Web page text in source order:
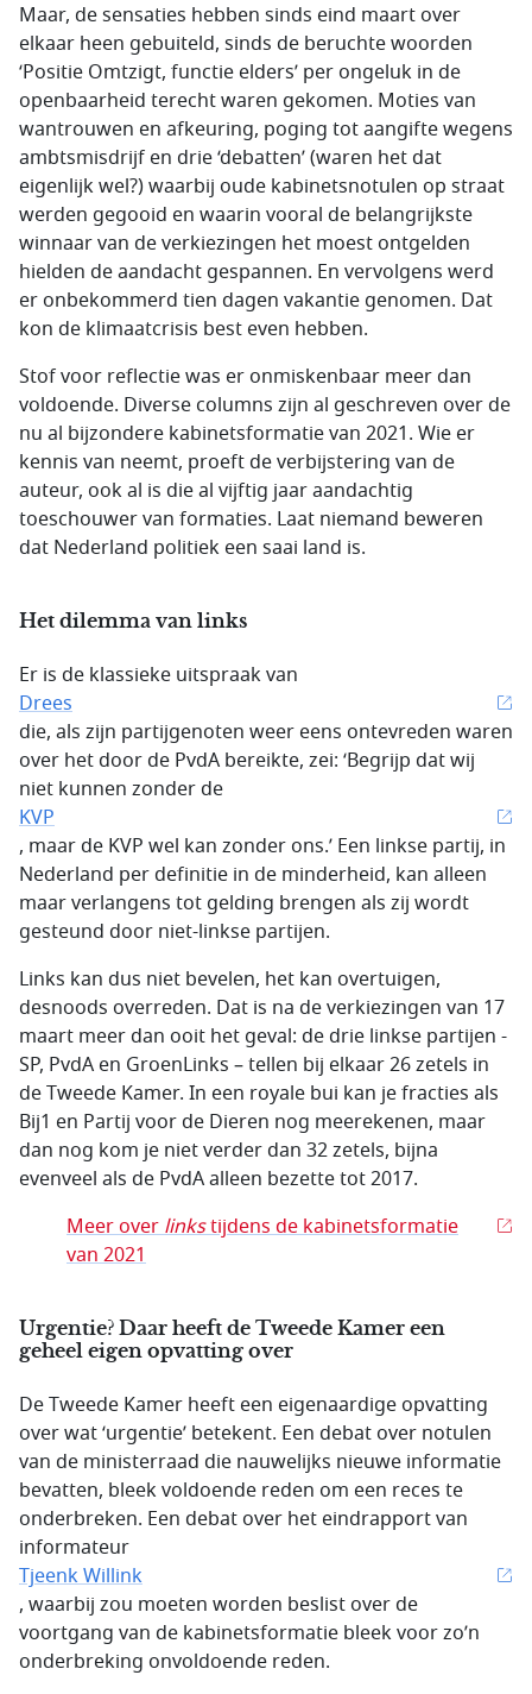
Maar, de sensaties hebben sinds eind maart over
elkaar heen gebuiteld, sinds de beruchte woorden
‘Positie Omtzigt, functie elders’ per ongeluk in de
openbaarheid terecht waren gekomen. Moties van
wantrouwen en afkeuring, poging tot aangifte wegens
ambtsmisdrijf en drie ‘debatten’ (waren het dat
eigenlijk wel?) waarbij oude kabinetsnotulen op straat
werden gegooid en waarin vooral de belangrijkste
winnaar van de verkiezingen het moest ontgelden
hielden de aandacht gespannen. En vervolgens werd
er onbekommerd tien dagen vakantie genomen. Dat
kon de klimaatcrisis best even hebben.
Stof voor reflectie was er onmiskenbaar meer dan
voldoende. Diverse columns zijn al geschreven over de
nu al bijzondere kabinetsformatie van 2021. Wie er
kennis van neemt, proeft de verbijstering van de
auteur, ook al is die al vijftig jaar aandachtig
toeschouwer van formaties. Laat niemand beweren
dat Nederland politiek een saai land is.
Het dilemma van links
Er is de klassieke uitspraak van
Drees
die, als zijn partijgenoten weer eens ontevreden waren
over het door de PvdA bereikte, zei: ‘Begrijp dat wij
niet kunnen zonder de
KVP
, maar de KVP wel kan zonder ons.’ Een linkse partij, in
Nederland per definitie in de minderheid, kan alleen
maar verlangens tot gelding brengen als zij wordt
gesteund door niet-linkse partijen.
Links kan dus niet bevelen, het kan overtuigen,
desnoods overreden. Dat is na de verkiezingen van 17
maart meer dan ooit het geval: de drie linkse partijen -
SP, PvdA en GroenLinks – tellen bij elkaar 26 zetels in
de Tweede Kamer. In een royale bui kan je fracties als
Bij1 en Partij voor de Dieren nog meerekenen, maar
dan nog kom je niet verder dan 32 zetels, bijna
evenveel als de PvdA alleen bezette tot 2017.
Meer overlinkstijdens de kabinetsformatie
van 2021
Urgentie? Daar heeft de Tweede Kamer een
geheel eigen opvatting over
De Tweede Kamer heeft een eigenaardige opvatting
over wat ‘urgentie’ betekent. Een debat over notulen
van de ministerraad die nauwelijks nieuwe informatie
bevatten, bleek voldoende reden om een reces te
onderbreken. Een debat over het eindrapport van
informateur
Tjeenk Willink
, waarbij zou moeten worden beslist over de
voortgang van de kabinetsformatie bleek voor zo’n
onderbreking onvoldoende reden.